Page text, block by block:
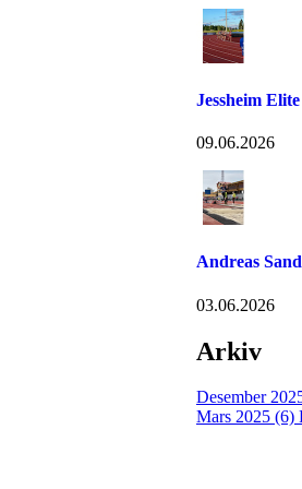
Jessheim
09.06.2026
Andreas
03.06.2026
Arkiv
Desember
Mars 2025 (6)